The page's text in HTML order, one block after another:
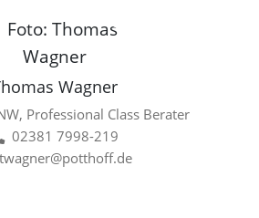
Wagner
Professional Class Berater
02381 7998-219
twagner@potthoff.de